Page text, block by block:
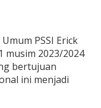
PSSI Erick
musim 2023/2024
bertujuan
ini menjadi